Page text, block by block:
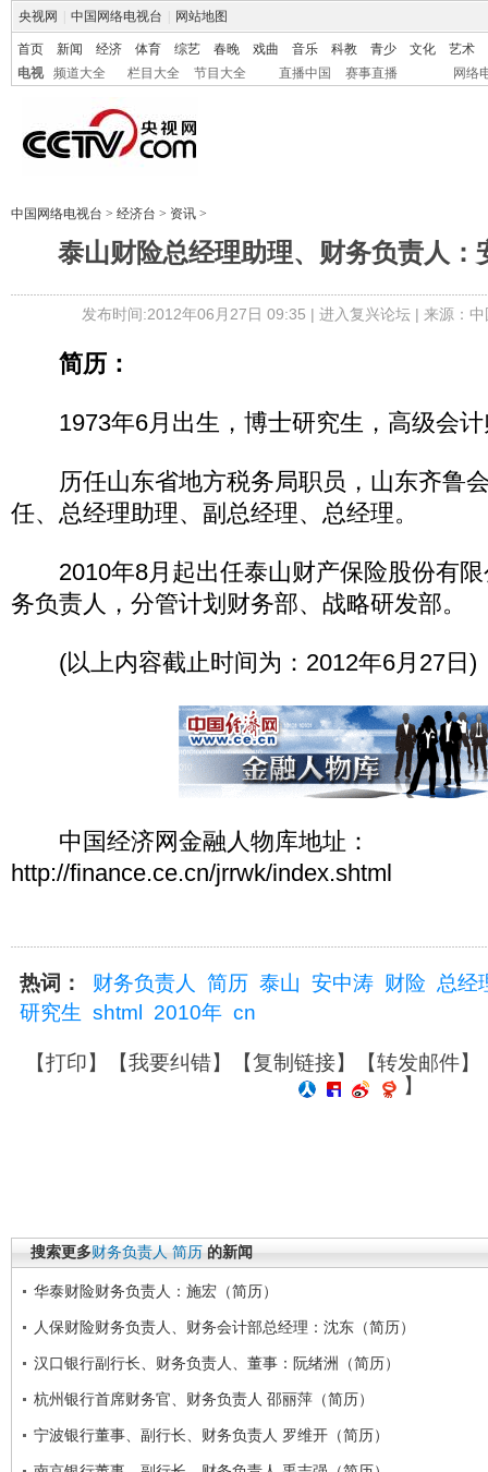
央视网 中国网络电视台 网站地图
首页 新闻 经济 体育 综艺 春晚 戏曲 音乐 科教 青少 文化
艺术
电视
频道大全 栏目大全 节目大全 直播中国 赛事直播 网络
中国网络电视台 > 经济台 > 资讯 >
泰山财险总经理助理、财务负责人：
发布时间:2012年06月27日 09:35 | 进入复兴论坛| 来源：
简历：
1973年6月出生，博士研究生，高级会计
历任山东省地方税务局职员，山东齐鲁
任、总经理助理、副总经理、总经理。
2010年8月起出任泰山财产保险股份有限
务负责人，分管计划财务部、战略研发部。
(以上内容截止时间为：2012年6月27日)
中国经济网金融人物库地址：
http://finance.ce.cn/jrrwk/index.shtml
热词： 财务负责人 简历 泰山 安中涛 财险 总经
研究生 shtml 2010年 cn
【打印】【我要纠错】【复制链接】【转发邮件】
】
搜索更多财务负责人 简历 的新闻
华泰财险财务负责人：施宏（简历）
人保财险财务负责人、财务会计部总经理：沈东（简历）
汉口银行副行长、财务负责人、董事：阮绪洲（简历）
杭州银行首席财务官、财务负责人 邵丽萍（简历）
宁波银行董事、副行长、财务负责人 罗维开（简历）